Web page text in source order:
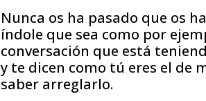
Nunca os ha pasado que os
índole que sea como por
conversación que está
y te dicen como tú eres el de
saber arreglarlo.